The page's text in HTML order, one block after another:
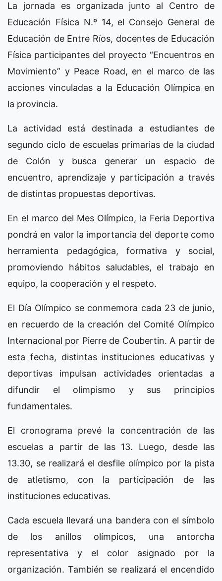
La jornada es organizada junto al Centro de
Educación Física N.º 14, el Consejo General de
Educación de Entre Ríos, docentes de Educación
Física participantes del proyecto “Encuentros en
Movimiento” y Peace Road, en el marco de las
acciones vinculadas a la Educación Olímpica en
la provincia.
La actividad está destinada a estudiantes de
segundo ciclo de escuelas primarias de la ciudad
de Colón y busca generar un espacio de
encuentro, aprendizaje y participación a través
de distintas propuestas deportivas.
En el marco del Mes Olímpico, la Feria Deportiva
pondrá en valor la importancia del deporte como
herramienta pedagógica, formativa y social,
promoviendo hábitos saludables, el trabajo en
equipo, la cooperación y el respeto.
El Día Olímpico se conmemora cada 23 de junio,
en recuerdo de la creación del Comité Olímpico
Internacional por Pierre de Coubertin. A partir de
esta fecha, distintas instituciones educativas y
deportivas impulsan actividades orientadas a
difundir el olimpismo y sus principios
fundamentales.
El cronograma prevé la concentración de las
escuelas a partir de las 13. Luego, desde las
13.30, se realizará el desfile olímpico por la pista
de atletismo, con la participación de las
instituciones educativas.
Cada escuela llevará una bandera con el símbolo
de los anillos olímpicos, una antorcha
representativa y el color asignado por la
organización. También se realizará el encendido